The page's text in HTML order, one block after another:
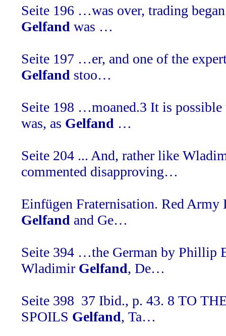
Seite 196 …was over, trading
Gelfand was …
Seite 197 …er, and one of the
Gelfand stoo…
Seite 198 …moaned.3 It is possible
was, as Gelfand …
Seite 204 ... And, rather like
commented disapproving…
Einfügen Fraternisation. Red
Gelfand and Ge…
Seite 394 …the German by Phillip
Wladimir Gelfand, De…
Seite 398 37 Ibid., p. 43. 8 TO
SPOILS Gelfand, Ta…